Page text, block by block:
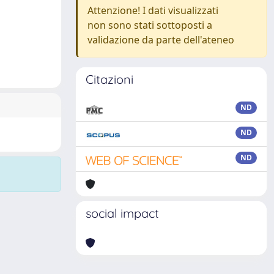
Attenzione! I dati visualizzati
non sono stati sottoposti a
validazione da parte dell'ateneo
Citazioni
ND
ND
ND
social impact